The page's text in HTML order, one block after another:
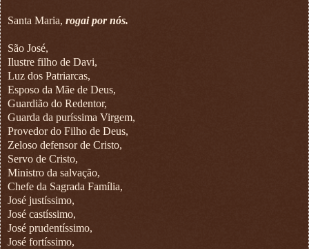
Santa Maria, rogai por nós.
São José,
Ilustre filho de Davi,
Luz dos Patriarcas,
Esposo da Mãe de Deus,
Guardião do Redentor,
Guarda da puríssima Virgem,
Provedor do Filho de Deus,
Zeloso defensor de Cristo,
Servo de Cristo,
Ministro da salvação,
Chefe da Sagrada Família,
José justíssimo,
José castíssimo,
José prudentíssimo,
José fortíssimo,